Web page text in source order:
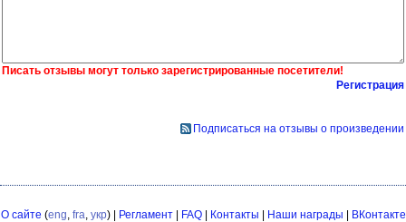
Писать отзывы могут только зарегистрированные посетители!
Регистрация
Подписаться на отзывы о произведении
О сайте (eng fra укр) | Регламент| FAQ| Контакты | Наши награды | ВКонтакте